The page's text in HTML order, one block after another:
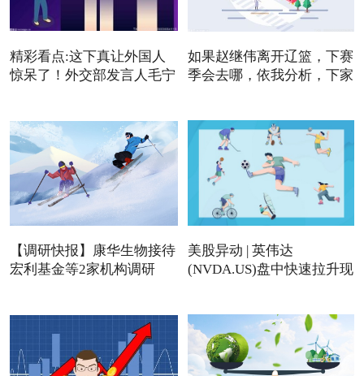
精彩看点:这下真让外国人
惊呆了！外交部发言人毛宁
如果赵继伟离开辽篮，下赛
季会去哪，依我分析，下家
【调研快报】康华生物接待
宏利基金等2家机构调研
美股异动 | 英伟达
(NVDA.US)盘中快速拉升现